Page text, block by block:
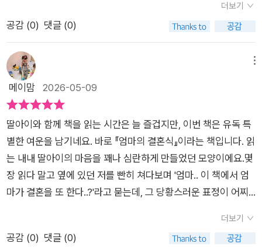
도 있어요. 이혼 가정이라는 말은 이제 어쩌면 아주 많이 흔해졌
을지도 모르겠어요. 그리고 이혼 가정이 많아지면서 재혼 가정도
어느 때쯤 재혼 가정으로 변화하는 환경에서 우리 아이들은 정서
적으로 어떠한 변화를 겪고 있을까요? 이런 부분들을 섬세하게
그린 초등동화를 이번에 만나봤답니다​아빠가 돌아가시고 다온이
사춘기에 접어들어 날카롭고 까칠한 누나 그리고 대책 없이 개구
진 동생까지 매일매일이 일상 속의 다양한 사건들로 조용하지 않
았죠? 그런데 어느 날 엄마가 결혼을 하겠다고 이야기했어요. 다
온이는 이 상황을 어떻게 받아들여야 할지 너무 난감했죠뭐든 마
음대로 하는 엄마에게 반항심이 들었는지 다온이는 용돈을 들고
가서 햄스터를 사왔어요. 엄마도 마음대로 하니 나도 마음대로 햄
스터를 잡아서 키우겠다는 생각이었던 거죠아빠의 자리에 다른
더보기
공감 (0) 댓글 (0)
메이맘 2026-05-09
딸아이와 함께 책을 읽는 시간은 늘 즐겁지만, 이번 책은 유독 특
별한 여운을 남기네요. 바로 『엄마의 결혼식』이라는 책입니다. 읽
는 내내 딸아이의 마음을 꽤나 심란하게 만들었던 모양이에요.몇
장 읽다 말고 옆에 있던 저를 빤히 쳐다보며 '엄마.. 이 책에서 엄
마가 결혼을 또 한다..?'라고 묻는데, 그 당황스러운 표정이 어찌
책에 대한 깊이 있는 서평을 남겨보려 합니다.사실 '재혼'이라는
소재가 아이들에게는 조금 생소하거나 어렵게 느껴질 수 있습니
더보기
공감 (0) 댓글 (0)